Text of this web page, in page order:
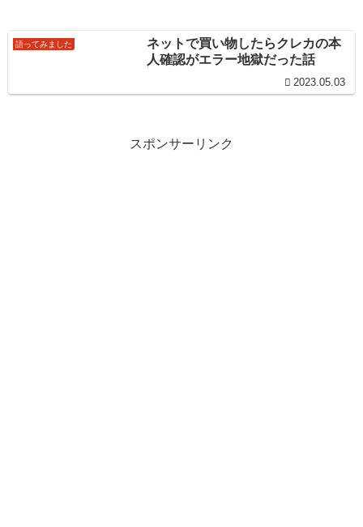
語ってみました
ネットで買い物したらクレカの本
人確認がエラー地獄だった話
2023.05.03
スポンサーリンク